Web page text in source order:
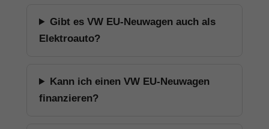
Gibt es VW EU-Neuwagen auch als
Elektroauto?
Kann ich einen VW EU-Neuwagen
finanzieren?